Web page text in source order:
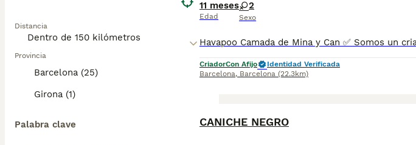
Distancia
Provincia
Barcelona (25)
Girona (1)
Palabra clave
11 meses
Edad
2
Sexo
CriadorCon Afijo
Identidad Verificada
Barcelona, Barcelona (22.3km)
CANICHE NEGRO